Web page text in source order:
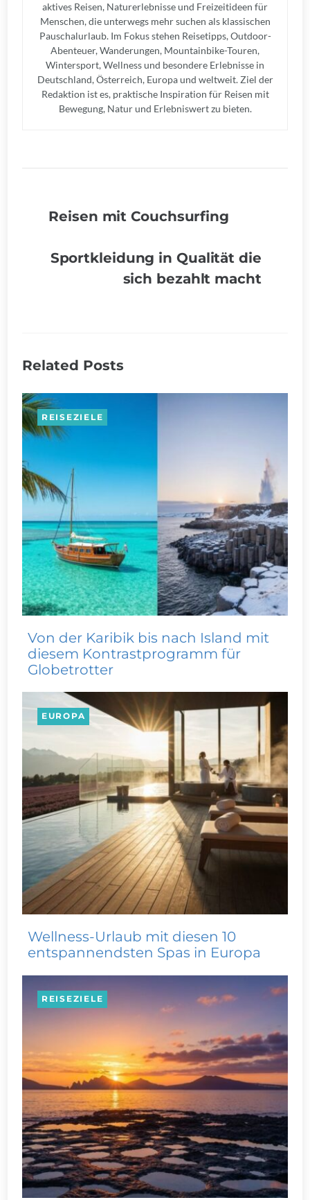
aktives Reisen, Naturerlebnisse und Freizeitideen für
Menschen, die unterwegs mehr suchen als klassischen
Pauschalurlaub. Im Fokus stehen Reisetipps, Outdoor-
Abenteuer, Wanderungen, Mountainbike-Touren,
Wintersport, Wellness und besondere Erlebnisse in
Deutschland, Österreich, Europa und weltweit. Ziel der
Redaktion ist es, praktische Inspiration für Reisen mit
Bewegung, Natur und Erlebniswert zu bieten.
Reisen mit Couchsurfing
Sportkleidung in Qualität die
sich bezahlt macht
Related Posts
REISEZIELE
Von der Karibik bis nach Island mit
diesem Kontrastprogramm für
Globetrotter
EUROPA
Wellness-Urlaub mit diesen 10
entspannendsten Spas in Europa
REISEZIELE